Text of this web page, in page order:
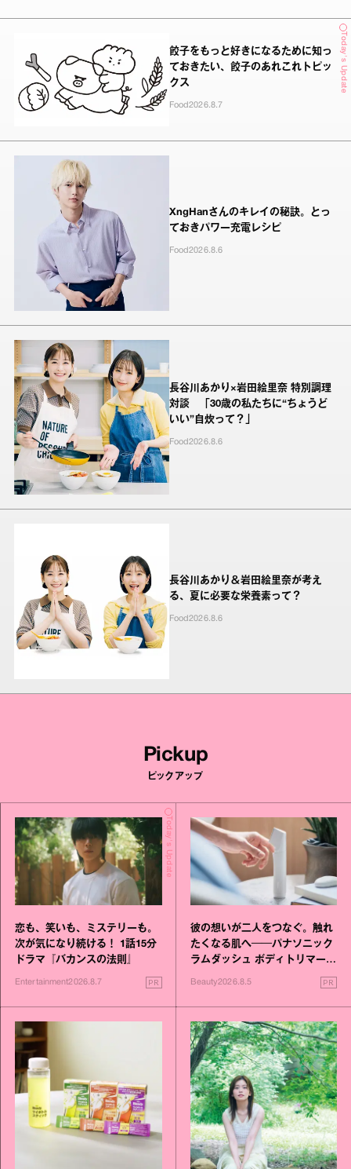
Today's Update
餃子をもっと好きになるために知っ
ておきたい、餃子のあれこれトピッ
クス
Food2026.8.7
XngHanさんのキレイの秘訣。とっ
ておきパワー充電レシピ
Food2026.8.6
長谷川あかり×岩田絵里奈 特別調理
対談 「30歳の私たちに“ちょうど
いい”自炊って？」
Food2026.8.6
長谷川あかり＆岩田絵里奈が考え
る、夏に必要な栄養素って？
Food2026.8.6
Pickup
ピックアップ
Today's Update
恋も、笑いも、ミステリーも。
次が気になり続ける！ 1話15分
ドラマ『バカンスの法則』
Entertainment2026.8.7 PR
彼の想いが二人をつなぐ。触れ
たくなる肌へ──パナソニック
ラムダッシュ ボディトリマーが
Beauty2026.8.5 PR